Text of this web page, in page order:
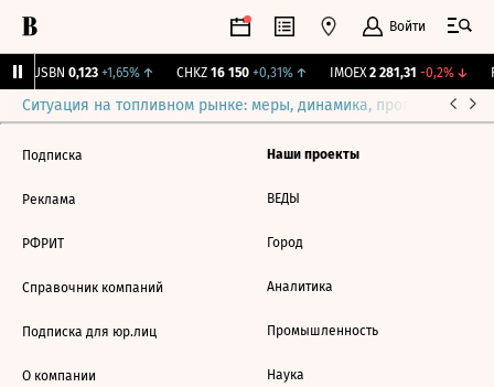
Войти
USBN 0,123 +1,65%↑ CHKZ 16 150 +0,31%↑ IMOEX 2 281,31 -0,2%↓
Ситуация на топливном рынке: меры, динамика, прогнозы
Подписка
Реклама
РФРИТ
Справочник компаний
Подписка для юр.лиц
О компании
Наши проекты
ВЕДЫ
Город
Аналитика
Промышленность
Наука